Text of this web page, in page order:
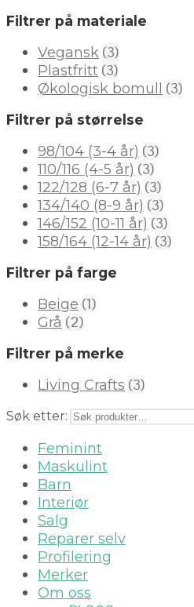
Filtrer på materiale
Vegansk (3)
Plastfritt (3)
Økologisk bomull (3)
Filtrer på størrelse
98/104 (3-4 år) (3)
110/116 (4-5 år) (3)
122/128 (6-7 år) (3)
134/140 (8-9 år) (3)
146/152 (10-11 år) (3)
158/164 (12-14 år) (3)
Filtrer på farge
Beige (1)
Grå (2)
Filtrer på merke
Living Crafts (3)
Søk etter:
Feminint
Maskulint
Barn
Interiør
Salg
Reparer selv
Profilering
Merker
Om oss